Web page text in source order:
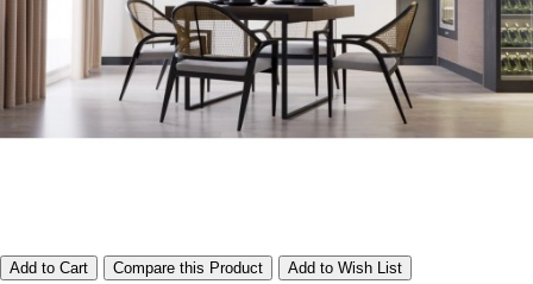
Add to Cart Compare this Product Add to Wish List